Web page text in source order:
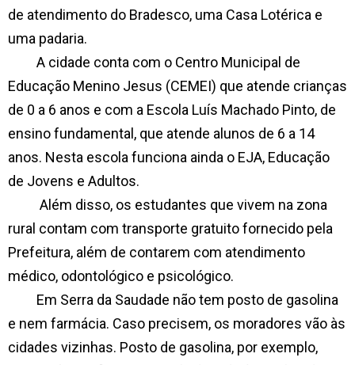
de atendimento do Bradesco, uma Casa Lotérica e
uma padaria.
A cidade conta com o Centro Municipal de
Educação Menino Jesus (CEMEI) que atende crianças
de 0 a 6 anos e com a Escola Luís Machado Pinto, de
ensino fundamental, que atende alunos de 6 a 14
anos. Nesta escola funciona ainda o EJA, Educação
de Jovens e Adultos.
Além disso, os estudantes que vivem na zona
rural contam com transporte gratuito fornecido pela
Prefeitura, além de contarem com atendimento
médico, odontológico e psicológico.
Em Serra da Saudade não tem posto de gasolina
e nem farmácia. Caso precisem, os moradores vão às
cidades vizinhas. Posto de gasolina, por exemplo,